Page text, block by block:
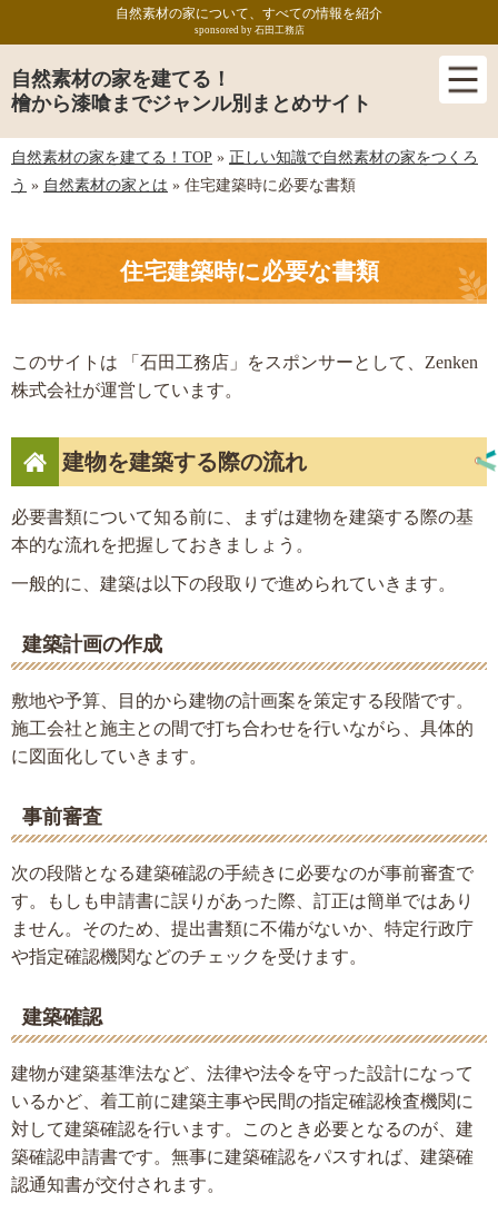
自然素材の家を建てる！
檜から漆喰までジャンル別まとめサイト
自然素材の家について、すべての情報を紹介
sponsored by 石田工務店
自然素材の家を建てる！TOP » 正しい知識で自然素材の家をつくろ
う » 自然素材の家とは » 住宅建築時に必要な書類
住宅建築時に必要な書類
このサイトは 「石田工務店」をスポンサーとして、Zenken
株式会社が運営しています。
建物を建築する際の流れ
必要書類について知る前に、まずは建物を建築する際の基
本的な流れを把握しておきましょう。
一般的に、建築は以下の段取りで進められていきます。
建築計画の作成
敷地や予算、目的から建物の計画案を策定する段階です。
施工会社と施主との間で打ち合わせを行いながら、具体的
に図面化していきます。
事前審査
次の段階となる建築確認の手続きに必要なのが事前審査で
す。もしも申請書に誤りがあった際、訂正は簡単ではあり
ません。そのため、提出書類に不備がないか、特定行政庁
や指定確認機関などのチェックを受けます。
建築確認
建物が建築基準法など、法律や法令を守った設計になって
いるかど、着工前に建築主事や民間の指定確認検査機関に
対して建築確認を行います。このとき必要となるのが、建
築確認申請書です。無事に建築確認をパスすれば、建築確
認通知書が交付されます。